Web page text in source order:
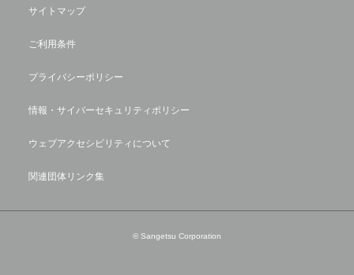
サイトマップ
ご利用条件
プライバシーポリシー
情報・サイバーセキュリティポリシー
ウェブアクセシビリティについて
関連団体リンク集
© Sangetsu Corporation